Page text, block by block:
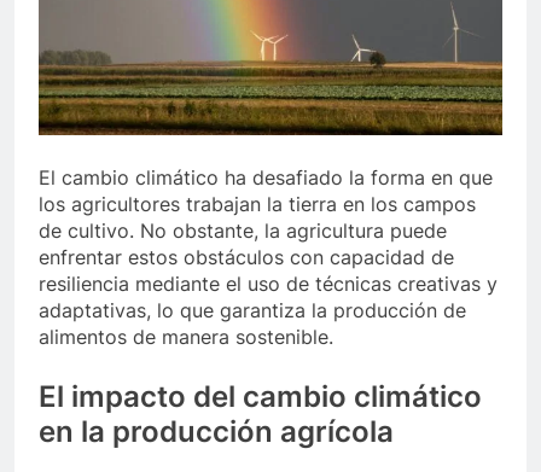
El cambio climático ha desafiado la forma en que
los agricultores trabajan la tierra en los campos
de cultivo. No obstante, la agricultura puede
enfrentar estos obstáculos con capacidad de
resiliencia mediante el uso de técnicas creativas y
adaptativas, lo que garantiza la producción de
alimentos de manera sostenible.
El impacto del cambio climático
en la producción agrícola